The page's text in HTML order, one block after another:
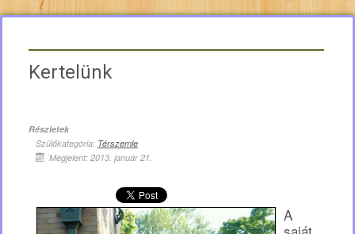
Kertelünk
Részletek
Szülőkategória: Térszemle
Megjelent: 2013. január 21.
A